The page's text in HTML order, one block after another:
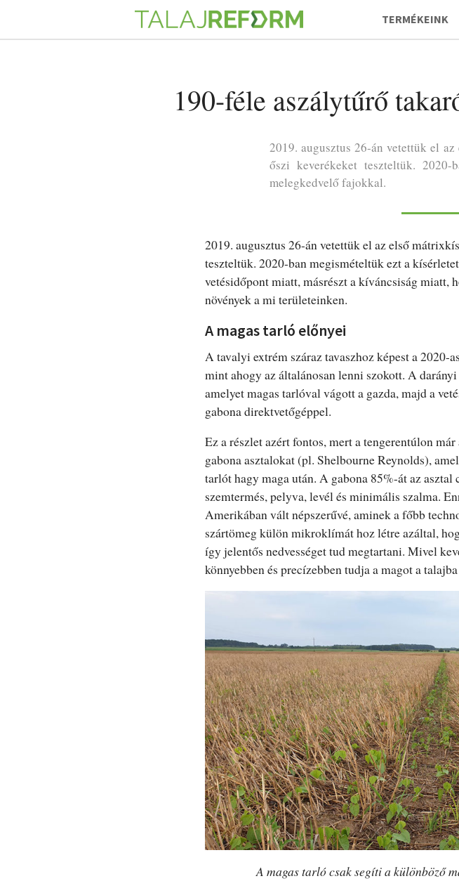
TERMÉKEINK
190-féle aszálytűrő
2019. augusztus 26-án vetettük el
őszi keverékeket teszteltük.
melegkedvelő fajokkal.
2019. augusztus 26-án vetettük el az első
teszteltük. 2020-ban megismételtük ezt a
vetésidőpont miatt, másrészt a kíváncsiság miatt,
növények a mi területeinken.
A magas tarló előnyei
A tavalyi extrém száraz tavaszhoz képest a 2020-
mint ahogy az általánosan lenni szokott. A
amelyet magas tarlóval vágott a gazda, majd a
gabona direktvetőgéppel.
Ez a részlet azért fontos, mert a tengerentúlon
gabona asztalokat (pl. Shelbourne Reynolds),
tarlót hagy maga után. A gabona 85%-át az
szemtermés, pelyva, levél és minimális szalma.
Amerikában vált népszerűvé, aminek a főbb
szártömeg külön mikroklímát hoz létre azáltal,
így jelentős nedvességet tud megtartani. Mivel
könnyebben és precízebben tudja a magot a
A magas tarló csak segíti a különböző